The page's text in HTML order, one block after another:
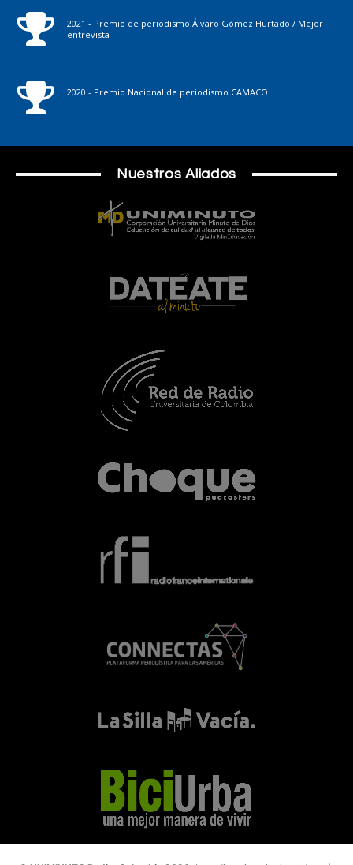
2021 - Premio de periodismo Álvaro Gómez Hurtado / Mejor
entrevista
2020 - Premio Nacional de periodismo CAMACOL
Nuestros Aliados